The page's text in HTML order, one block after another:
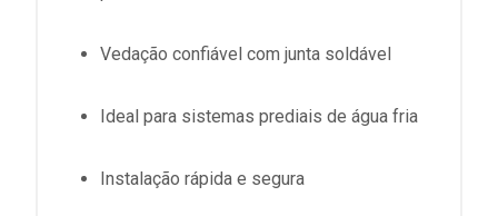
Vedação confiável com junta soldável
Ideal para sistemas prediais de água fria
Instalação rápida e segura